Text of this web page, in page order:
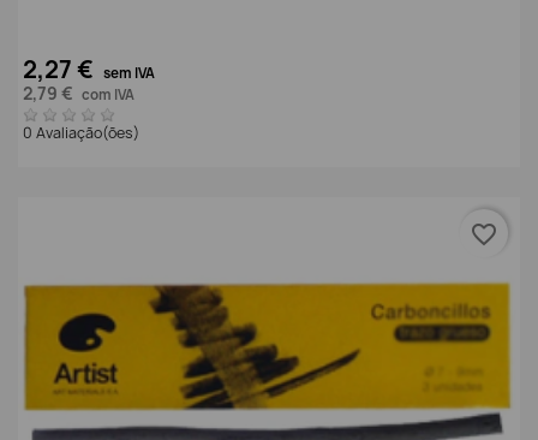
2,27 € sem IVA
2,79 € com IVA
0 Avaliação(ões)
favorite_border